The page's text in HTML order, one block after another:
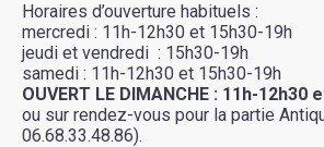
Horaires d’ouverture habituels :
mercredi : 11h-12h30 et 15h30-19h
jeudi et vendredi : 15h30-19h
samedi : 11h-12h30 et 15h30-19h
OUVERT LE DIMANCHE : 11h-12h30
ou sur rendez-vous pour la partie
06.68.33.48.86).